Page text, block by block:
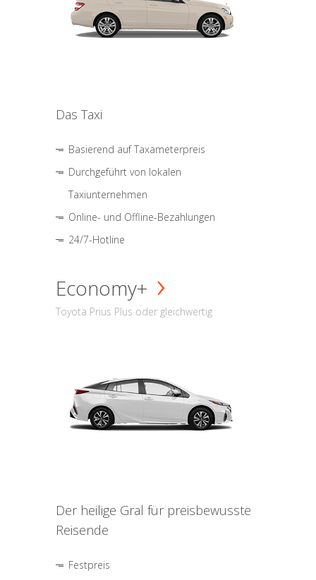
Das Taxi
Basierend auf Taxameterpreis
Durchgeführt von lokalen
Taxiunternehmen
Online- und Offline-Bezahlungen
24/7-Hotline
Economy+
Toyota Prius Plus oder gleichwertig
Der heilige Gral für preisbewusste
Reisende
Festpreis